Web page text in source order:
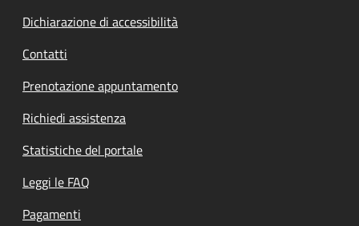
Dichiarazione di accessibilità
Contatti
Prenotazione appuntamento
Richiedi assistenza
Statistiche del portale
Leggi le FAQ
Pagamenti